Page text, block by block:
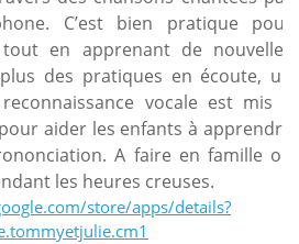
C’est bien pratique pour
en apprenant de nouvelles
des pratiques en écoute, un
vocale est mis à
aider les enfants à apprendre
A faire en famille ou
les heures creuses.
store/apps/details?